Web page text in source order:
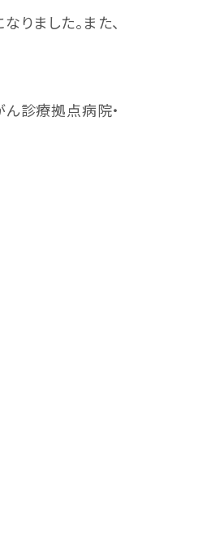
ました。また、
診療拠点病院・